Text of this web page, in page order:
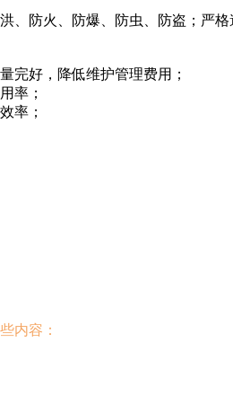
、防火、防爆、防虫、防盗；严
完好，降低维护管理费用；
率；
率；
内容：